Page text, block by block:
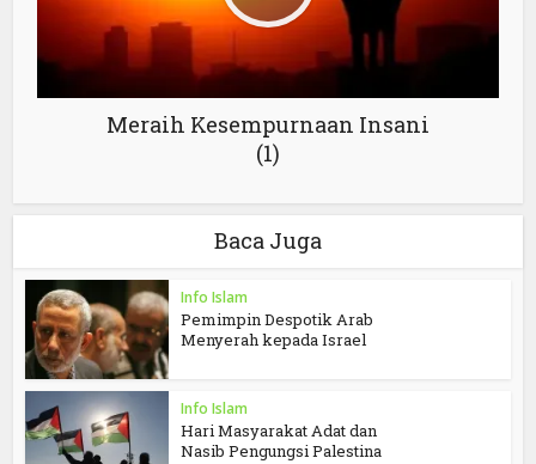
Meraih Kesempurnaan Insani
(1)
Baca Juga
Info Islam
Pemimpin Despotik Arab
Menyerah kepada Israel
Info Islam
Hari Masyarakat Adat dan
Nasib Pengungsi Palestina